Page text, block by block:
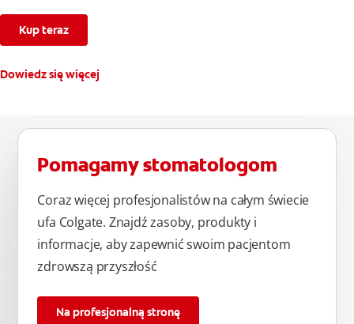
Kup teraz
Dowiedz się więcej
Pomagamy stomatologom
Coraz więcej profesjonalistów na całym świecie
ufa Colgate. Znajdź zasoby, produkty i
informacje, aby zapewnić swoim pacjentom
zdrowszą przyszłość
Na profesjonalną stronę